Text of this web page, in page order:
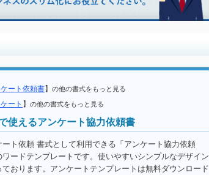
ート依頼書】 の他の書式をもっと見る
ート 】 の他の書式をもっと見る
使えるアンケート協力依頼書
ート依頼 書式として利用できる「アンケート協力依頼
ワードテンプレートです。使いやすいシンプルなデザイン
ております。アンケートテンプレートは無料ダウンロード